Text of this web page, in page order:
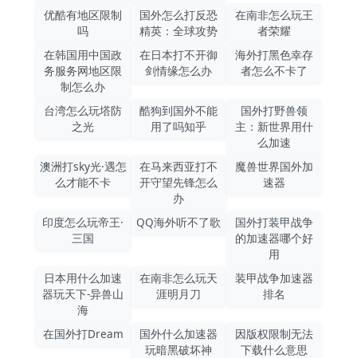
优酷有地区限制
吗
国外怎么打反恐
精英：全球攻势
在南非怎么玩王
者荣耀
在韩国用中国政
务服务网地区限
制怎么办
在日本打不开御
剑情缘怎么办
海外打黑色幸存
者怎么不卡了
台湾怎么玩塔防
之光
酷狗到国外不能
用了吗知乎
国外打野兽领
主：新世界用什
么加速
澳洲打sky光·遇怎
么才能不卡
在马来西亚打不
开守望先锋怎么
办
魔兽世界国外加
速器
印度怎么玩帝王·
三国
QQ海外听不了歌
国外打装甲战争
的加速器哪个好
用
日本用什么加速
器玩天下-异兽山
海
在南非怎么玩天
涯明月刀
装甲战争加速器
排名
在国外打Dream
国外什么加速器
玩暗黑破坏神
因版权限制无法
下载什么意思